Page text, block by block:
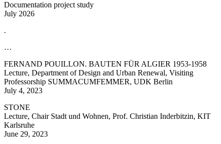
Documentation project study
July 2026
.
…
FERNAND POUILLON. BAUTEN FÜR ALGIER 1953-1958
Lecture, Department of Design and Urban Renewal, Visiting
Professorship SUMMACUMFEMMER, UDK Berlin
July 4, 2023
STONE
Lecture, Chair Stadt und Wohnen, Prof. Christian Inderbitzin, KIT
Karlsruhe
June 29, 2023